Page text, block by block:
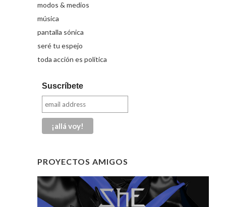
modos & medios
música
pantalla sónica
seré tu espejo
toda acción es política
Suscríbete
PROYECTOS AMIGOS